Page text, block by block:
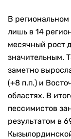
В
лишь в 14
месячный рост
значительным.
заметно
(+8 п.п.) и
областях. В
пессимистов
результатом в